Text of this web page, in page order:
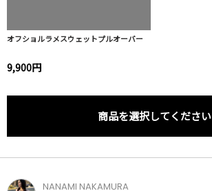
オフショルラメスウェットプルオーバー
9,900円
商品を選択してください
NANAMI NAKAMURA